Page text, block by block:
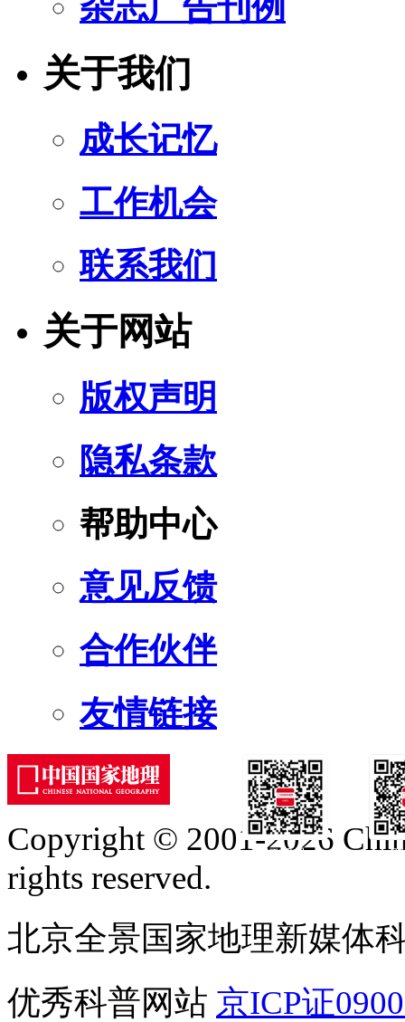
关于我们
成长记忆
工作机会
联系我们
关于网站
版权声明
隐私条款
帮助中心
意见反馈
合作伙伴
友情链接
订阅号
Copyright © 2001-2026
rights reserved.
北京全景国家地理新媒体
优秀科普网站 京ICP证